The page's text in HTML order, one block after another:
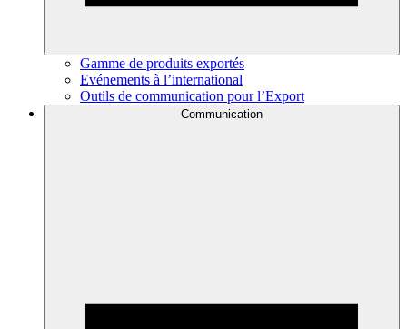
Gamme de produits exportés
Evénements à l’international
Outils de communication pour l’Export
Communication